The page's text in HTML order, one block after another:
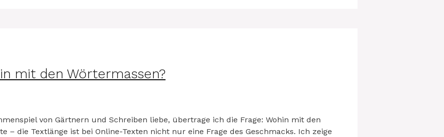
mit den Wörtermassen?
von Gärtnern und Schreiben liebe, übertrage ich die Frage: Wohin mit den
– die Textlänge ist bei Online-Texten nicht nur eine Frage des Geschmacks. Ich zeige